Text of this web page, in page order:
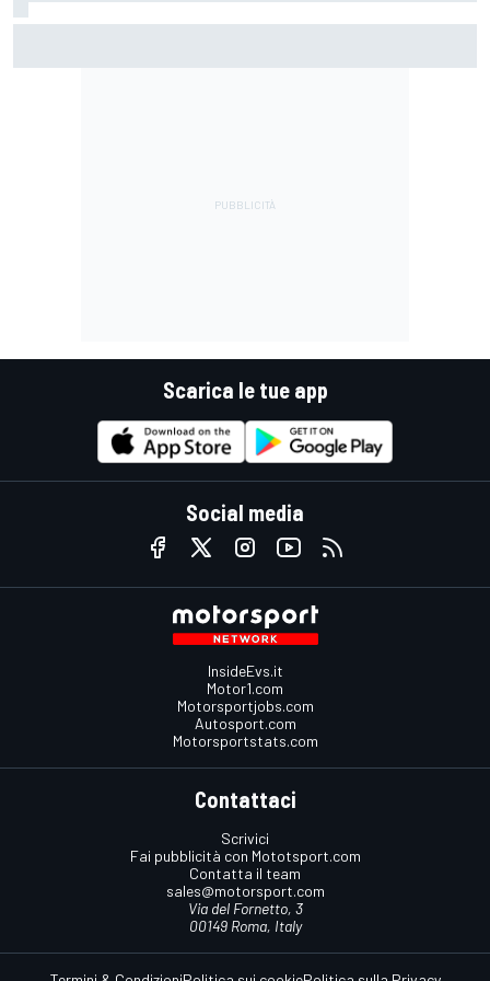
Scarica le tue app
Social media
InsideEvs.it
Motor1.com
Motorsportjobs.com
Autosport.com
Motorsportstats.com
Contattaci
Scrivici
Fai pubblicità con Mototsport.com
Contatta il team
sales@motorsport.com
Via del Fornetto, 3
00149 Roma, Italy